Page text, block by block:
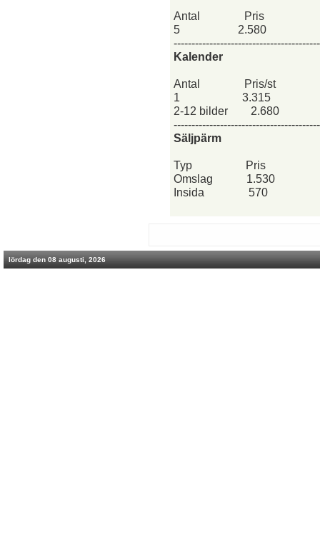
Antal
Pris
5
2.580
Kalender
Antal
Pris/st
1
3.315
2-12 bilder
2.680
Säljpärm
Typ
Pris
Omslag
1.530
Insida
570
lördag den 08 augusti, 2026